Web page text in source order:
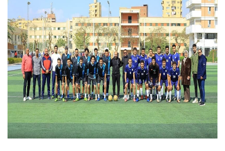
الطلاب
هيئة التدريس
الدراسات العليا
الخريجين
الموظفون